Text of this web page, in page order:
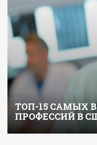
ТОП-15 САМЫХ
ПРОФЕССИЙ В